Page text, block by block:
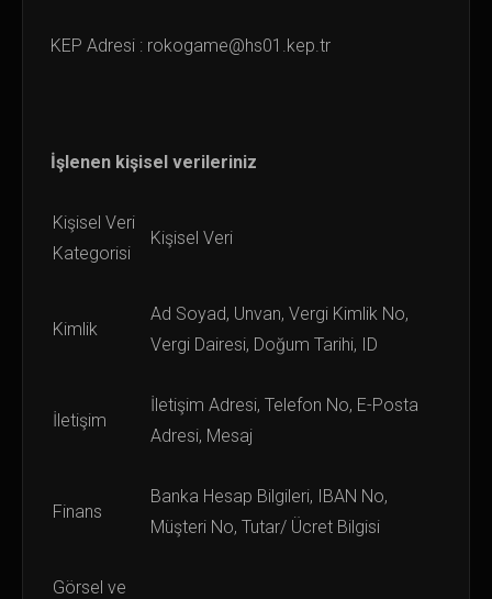
KEP Adresi : rokogame@hs01.kep.tr
İşlenen kişisel verileriniz
Kişisel Veri
Kategorisi
Kişisel Veri
Kimlik
Ad Soyad, Unvan, Vergi Kimlik No,
Vergi Dairesi, Doğum Tarihi, ID
İletişim
İletişim Adresi, Telefon No, E-Posta
Adresi, Mesaj
Finans
Banka Hesap Bilgileri, IBAN No,
Müşteri No, Tutar/ Ücret Bilgisi
Görsel ve